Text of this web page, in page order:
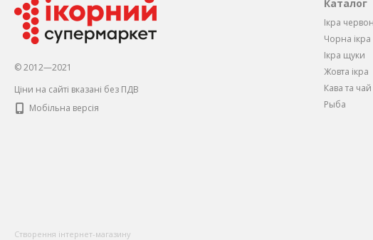
© 2012—2021
Ціни на сайті вказані без ПДВ
Мобільна версія
Каталог
Ікра
Чорна iкра
Iкра щуки
Жовта iкра
Кава та чай
Рыба
Створення інтернет-магазину